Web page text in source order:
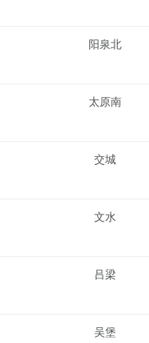
阳泉北
太原南
交城
文水
吕梁
吴堡